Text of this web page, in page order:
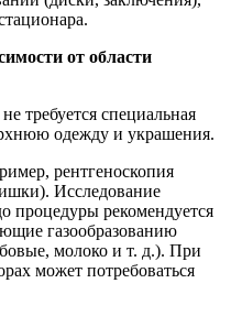
от области
требуется специальная
одежду и украшения.
рентгеноскопия
Исследование
процедуры рекомендуется
газообразованию
молоко и т. д.). При
может потребоваться